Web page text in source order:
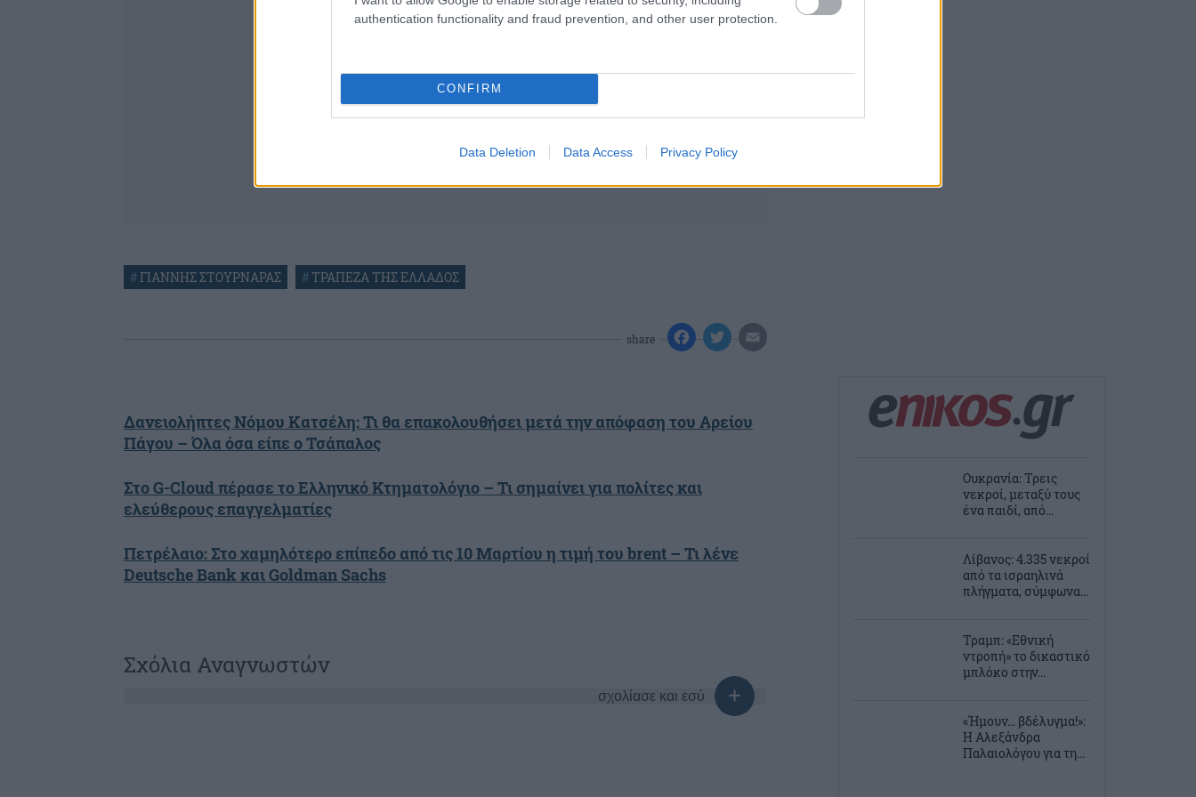
authentication functionality and fraud prevention, and other user protection.
CONFIRM
Data Deletion Data Access Privacy Policy
#ΓΙΑΝΝΗΣ ΣΤΟΥΡΝΑΡΑΣ # ΤΡΑΠΕΖΑ ΤΗΣ ΕΛΛΑΔΟΣ
share
Δανειολήπτες Νόμου Κατσέλη: Τι θα επακολουθήσει μετά την απόφαση του Αρείου
Πάγου – Όλα όσα είπε ο Τσάπαλος
Στο G-Cloud πέρασε το Ελληνικό Κτηματολόγιο – Τι σημαίνει για πολίτες και
ελεύθερους επαγγελματίες
Πετρέλαιο: Στο χαμηλότερο επίπεδο από τις 10 Μαρτίου η τιμή του brent – Τι λένε
Deutsche Bank και Goldman Sachs
Σχόλια Αναγνωστών
σχολίασε και εσύ
Ουκρανία: Τρεις
νεκροί, μεταξύ τους
ένα παιδί, από...
Λίβανος: 4.335 νεκροί
από τα ισραηλινά
πλήγματα, σύμφωνα...
Τραμπ: «Εθνική
ντροπή» το δικαστικό
μπλόκο στην...
«Ήμουν… βδέλυγμα!»:
Η Αλεξάνδρα
Παλαιολόγου για τη...